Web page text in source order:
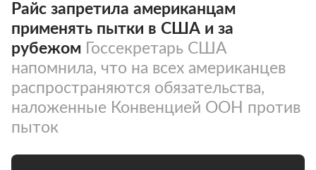
Райс запретила американцам
применять пытки в США и за
рубежом Госсекретарь США
напомнила, что на всех американцев
распространяются обязательства,
наложенные Конвенцией ООН против
пыток